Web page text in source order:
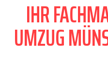
IHR
UMZUG